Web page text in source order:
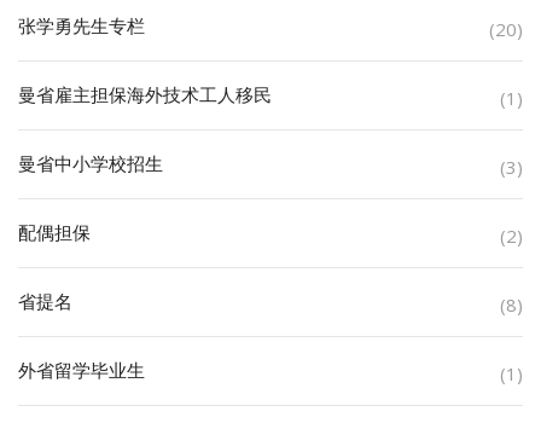
张学勇先生专栏 (20)
曼省雇主担保海外技术工人移民 (1)
曼省中小学校招生 (3)
配偶担保 (2)
省提名 (8)
外省留学毕业生 (1)